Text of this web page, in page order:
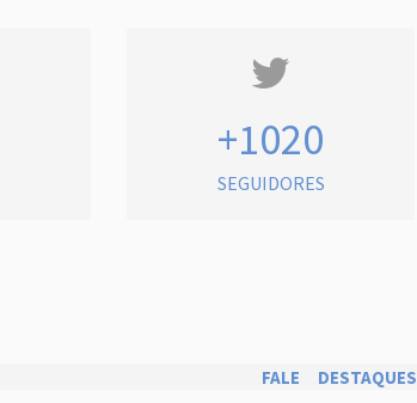
+1020
SEGUIDORES
FALE DESTAQUES